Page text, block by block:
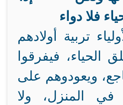
فلا دواء
تربية أولادهم
الحياء، فيفرقوا
ويعودوهم على
في المنزل، ولا